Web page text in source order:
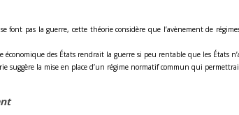
font pas la guerre, cette théorie considère que l’avènement de
économique des États rendrait la guerre si peu rentable que les États
suggère la mise en place d’un régime normatif commun qui